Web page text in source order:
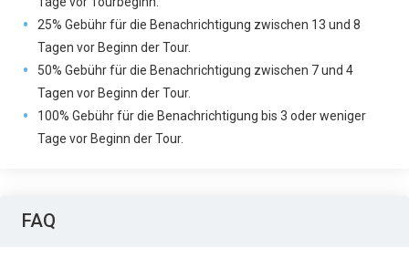
25% Gebühr für die Benachrichtigung zwischen 13 und 8
Tagen vor Beginn der Tour.
50% Gebühr für die Benachrichtigung zwischen 7 und 4
Tagen vor Beginn der Tour.
100% Gebühr für die Benachrichtigung bis 3 oder weniger
Tage vor Beginn der Tour.
FAQ